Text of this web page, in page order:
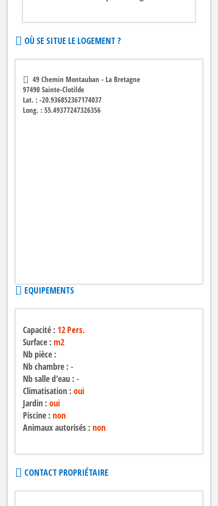
OÙ SE SITUE LE LOGEMENT ?
49 Chemin Montauban - La Bretagne
97490 Sainte-Clotilde
Lat. : -20.936852367174037
Long. : 55.49377247326356
EQUIPEMENTS
Capacité : 12 Pers.
Surface : m2
Nb pièce :
Nb chambre : -
Nb salle d'eau : -
Climatisation : oui
Jardin : oui
Piscine : non
Animaux autorisés : non
CONTACT PROPRIÉTAIRE